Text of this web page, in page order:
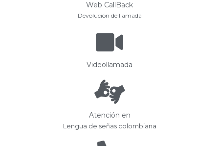
Web CallBack
Devolución de llamada
Videollamada
Atención en
Lengua de señas colombiana